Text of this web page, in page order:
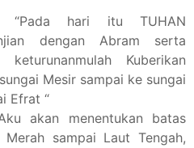
“Pada hari itu TUHAN
dengan Abram serta
keturunanmulah Kuberikan
Mesir sampai ke sungai
Efrat “
akan menentukan batas
sampai Laut Tengah,